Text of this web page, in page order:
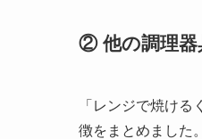
② 他の調理器
「レンジで焼け
徴をまとめました。